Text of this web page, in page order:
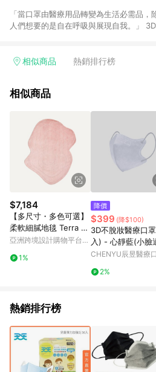
「當口罩由醫療用品轉變為生活必需品，
人們想要的是自在呼吸與展現自我。」
自在呼吸 3D兒童口罩，設計師原創手繪
待，更是一種對美好的嚮往。CHENYU創
相似商品 熱銷排行榜
相似商品
$7,184
【多尺寸・多色可選】
柔軟細膩地毯 Terra 地
毯 異形
亞洲跨境設計購物平台
1%
降價
$399 (降$100)
3D不脫妝醫療口
入) - 心靜藍(小臉
CHENYU辰昱醫療
2%
熱銷排行榜